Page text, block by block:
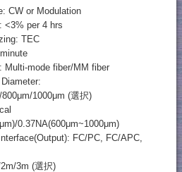
CW or Modulation
<3% per 4 hrs
TEC
Multi-mode fiber/MM fiber
1000μm (選択)
0.37NA(600μm~1000μm)
FC/PC, FC/APC,
3m (選択)